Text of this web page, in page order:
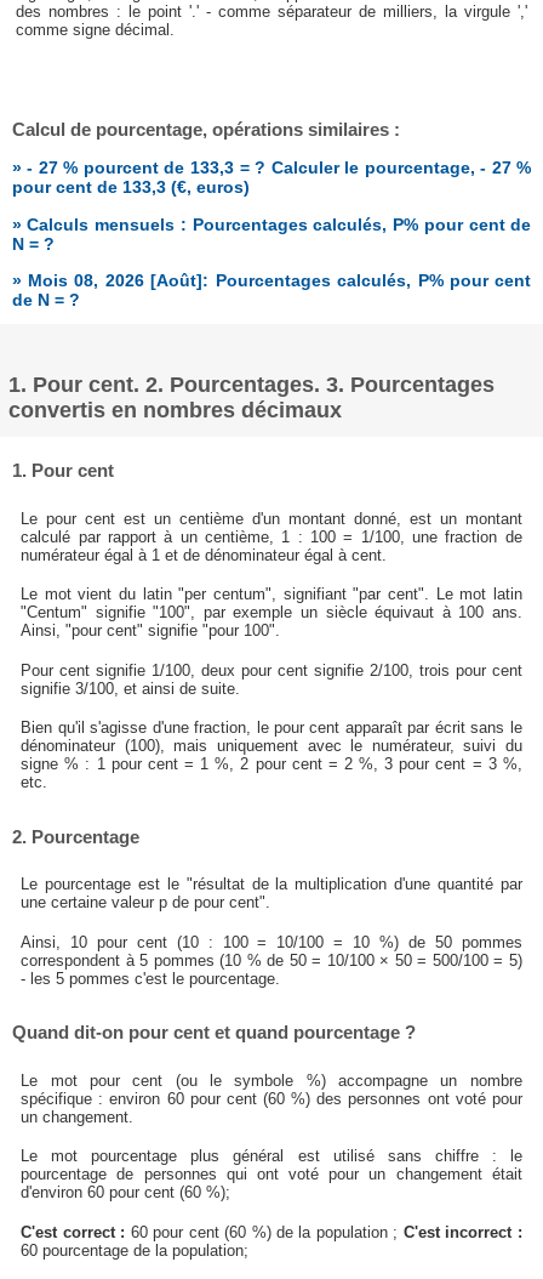
des nombres : le point '.' - comme séparateur de milliers, la virgule ','
comme signe décimal.
Calcul de pourcentage, opérations similaires :
» - 27 % pourcent de 133,3 = ? Calculer le pourcentage, - 27 %
pour cent de 133,3 (€, euros)
» Calculs mensuels : Pourcentages calculés, P% pour cent de
N = ?
» Mois 08, 2026 [Août]: Pourcentages calculés, P% pour cent
de N = ?
1. Pour cent. 2. Pourcentages. 3. Pourcentages
convertis en nombres décimaux
1. Pour cent
Le pour cent est un centième d'un montant donné, est un montant
calculé par rapport à un centième, 1 : 100 = 1/100, une fraction de
numérateur égal à 1 et de dénominateur égal à cent.
Le mot vient du latin "per centum", signifiant "par cent". Le mot latin
"Centum" signifie "100", par exemple un siècle équivaut à 100 ans.
Ainsi, "pour cent" signifie "pour 100".
Pour cent signifie 1/100, deux pour cent signifie 2/100, trois pour cent
signifie 3/100, et ainsi de suite.
Bien qu'il s'agisse d'une fraction, le pour cent apparaît par écrit sans le
dénominateur (100), mais uniquement avec le numérateur, suivi du
signe % : 1 pour cent = 1 %, 2 pour cent = 2 %, 3 pour cent = 3 %,
etc.
2. Pourcentage
Le pourcentage est le "résultat de la multiplication d'une quantité par
une certaine valeur p de pour cent".
Ainsi, 10 pour cent (10 : 100 = 10/100 = 10 %) de 50 pommes
correspondent à 5 pommes (10 % de 50 = 10/100 × 50 = 500/100 = 5)
- les 5 pommes c'est le pourcentage.
Quand dit-on pour cent et quand pourcentage ?
Le mot pour cent (ou le symbole %) accompagne un nombre
spécifique : environ 60 pour cent (60 %) des personnes ont voté pour
un changement.
Le mot pourcentage plus général est utilisé sans chiffre : le
pourcentage de personnes qui ont voté pour un changement était
d'environ 60 pour cent (60 %);
C'est correct : 60 pour cent (60 %) de la population ; C'est incorrect :
60 pourcentage de la population;